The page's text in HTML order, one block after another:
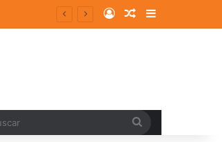
Log InRandom Article
Sidebar